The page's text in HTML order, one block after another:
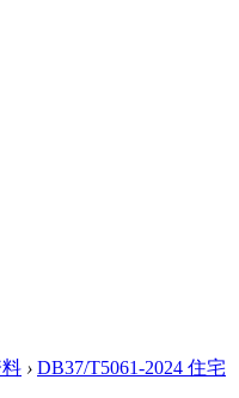
› DB37/T5061-2024 住宅